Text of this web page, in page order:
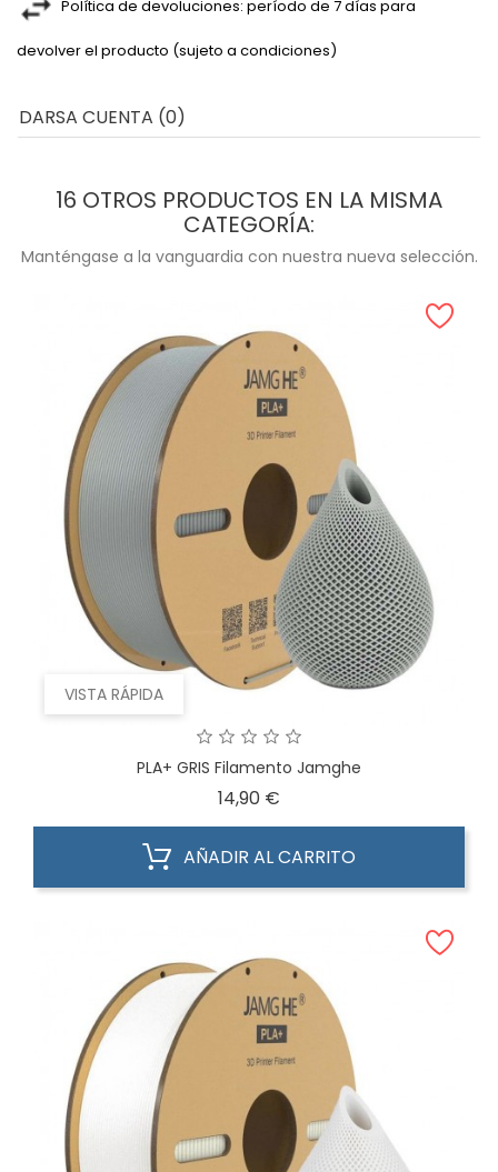
Política de devoluciones: período de 7 días para
devolver el producto (sujeto a condiciones)
DARSA CUENTA (0)
16 OTROS PRODUCTOS EN LA MISMA
CATEGORÍA:
Manténgase a la vanguardia con nuestra nueva selección.
VISTA RÁPIDA
PLA+ GRIS Filamento Jamghe
14,90 €
AÑADIR AL CARRITO